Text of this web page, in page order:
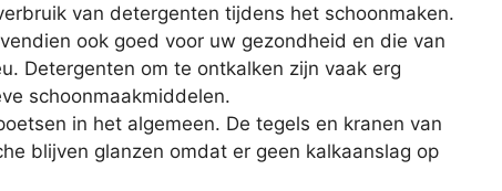
van detergenten tijdens het schoonmaken.
ook goed voor uw gezondheid en die van
Detergenten om te ontkalken zijn vaak erg
schoonmaakmiddelen.
in het algemeen. De tegels en kranen van
blijven glanzen omdat er geen kalkaanslag op